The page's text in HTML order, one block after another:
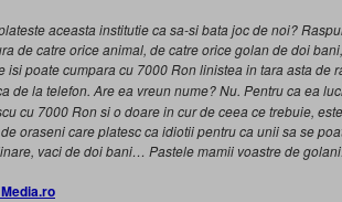
aceasta institutie ca sa-si bata joc de noi?
de catre orice animal, de catre orice golan de doi
isi poate cumpara cu 7000 Ron linistea in tara asta
de la telefon. Are ea vreun nume? Nu. Pentru ca ea
cu 7000 Ron si o doare in cur de ceea ce trebuie,
oraseni care platesc ca idiotii pentru ca unii sa se
vaci de doi bani… Pastele mamii voastre de